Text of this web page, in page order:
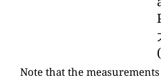
(
Note that the